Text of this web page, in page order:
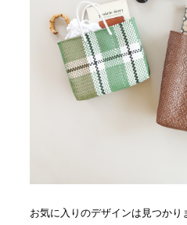
お気に入りのデザインは見つかり